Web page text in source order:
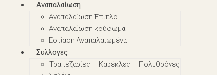
Αναπαλαίωση
Αναπαλαίωση Έπιπλο
Αναπαλαίωση κούφωμα
Εστίαση Αναπαλαιωμένα
Συλλογές
Τραπεζαρίες – Καρέκλες – Πολυθρόνες